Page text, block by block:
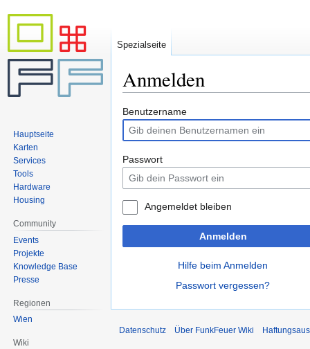
Anmelden
Zur
Navigation
springen
Zur
Suche
springen
Benutzername
Passwort
Angemeldet bleiben
Anmelden
Hilfe beim Anmelden
Passwort vergessen?
Spezialseite
Hauptseite
Karten
Services
Tools
Hardware
Housing
Community
Events
Projekte
Knowledge Base
Presse
Regionen
Wien
Wiki
Datenschutz Über FunkFeuer Wiki